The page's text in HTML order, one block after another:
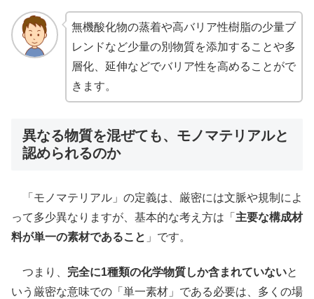
無機酸化物の蒸着や高バリア性樹脂の少量ブ
レンドなど少量の別物質を添加することや多
層化、延伸などでバリア性を高めることがで
きます。
異なる物質を混ぜても、モノマテリアルと
認められるのか
「モノマテリアル」の定義は、厳密には文脈や規制によ
って多少異なりますが、基本的な考え方は「 主要な構成材
料が単一の素材であること 」です。
つまり、 完全に1種類の化学物質しか含まれていないと
いう厳密な意味での「単一素材」である必要は、多くの場